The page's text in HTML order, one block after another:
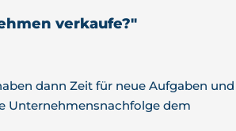
verkaufe?"
dann Zeit für neue Aufgaben und
Unternehmensnachfolge dem